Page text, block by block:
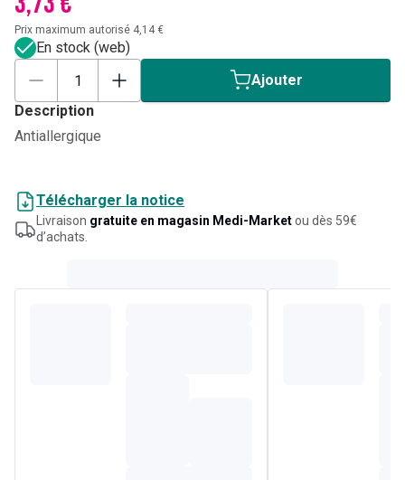
Prix maximum autorisé 4,14 €
En stock (web)
Ajouter
Description
Antiallergique
Télécharger la notice
Livraison gratuite en magasin Medi-Marketou dès 59€
d’achats.